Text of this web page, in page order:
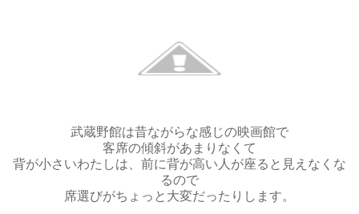
武蔵野館は昔ながらな感じの映画館で
客席の傾斜があまりなくて
背が小さいわたしは、前に背が高い人が座ると見えなくな
るので
席選びがちょっと大変だったりします。